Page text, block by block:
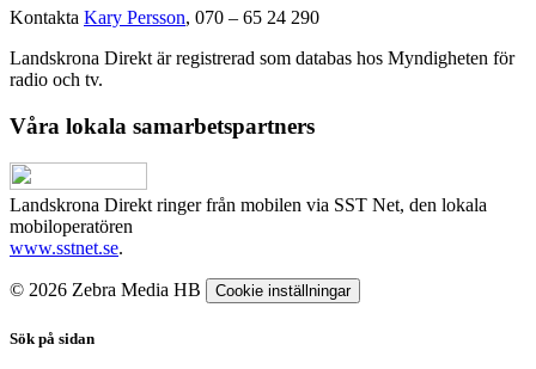
Kontakta Kary Persson, 070 – 65 24 290
Landskrona Direkt är registrerad som databas hos Myndigheten för
radio och tv.
Våra lokala samarbetspartners
Landskrona Direkt ringer från mobilen via SST Net, den lokala
mobiloperatören
www.sstnet.se.
© 2026 Zebra Media HB Cookie inställningar
Sök på sidan